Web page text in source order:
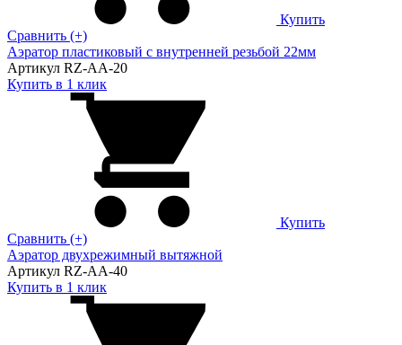
Купить
Сравнить (+)
Аэратор пластиковый с внутренней резьбой 22мм
Артикул RZ-AA-20
Купить в 1 клик
Купить
Сравнить (+)
Аэратор двухрежимный вытяжной
Артикул RZ-AA-40
Купить в 1 клик